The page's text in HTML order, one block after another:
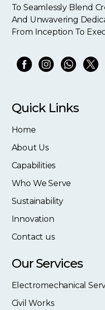
To Seamlessly Blend
And Unwavering
From Inception To
Quick Links
Home
About Us
Capabilities
Who We Serve
Sustainability
Innovation
Contact us
Our Services
Electromechanical
Civil Works